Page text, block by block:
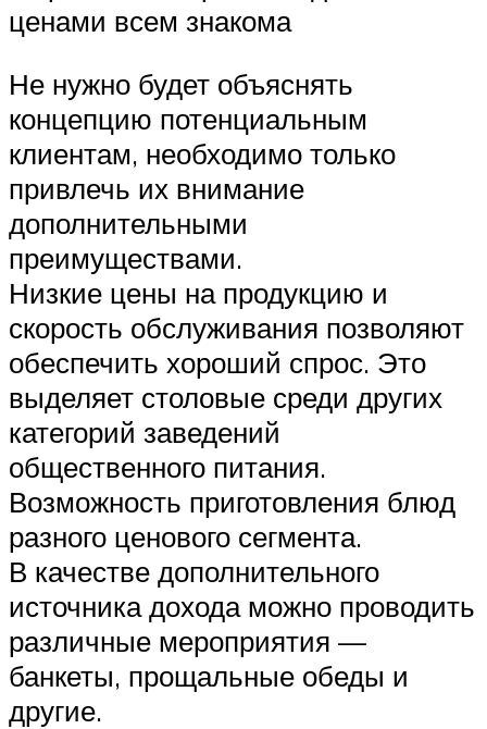
ценами всем знакома
Не нужно будет объяснять
концепцию потенциальным
клиентам, необходимо только
привлечь их внимание
дополнительными
преимуществами.
Низкие цены на продукцию и
скорость обслуживания позволяют
обеспечить хороший спрос. Это
выделяет столовые среди других
категорий заведений
общественного питания.
Возможность приготовления блюд
разного ценового сегмента.
В качестве дополнительного
источника дохода можно проводить
различные мероприятия —
банкеты, прощальные обеды и
другие.